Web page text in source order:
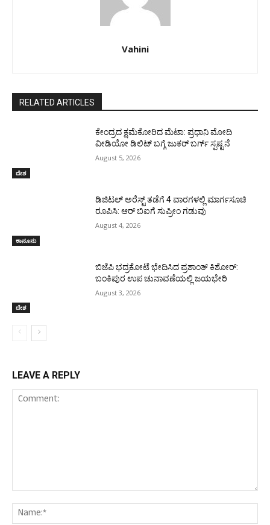
Vahini
RELATED ARTICLES
ದೇಶ
ಕೇಂದ್ರದ ಕ್ಷಮೆಕೋರಿದ ಮೆಟಾ: ಪ್ರಧಾನಿ ಮೋದಿ
ವೀಡಿಯೋ ಡಿಲಿಟ್ ಬಗ್ಗೆ ಜುಕರ್ ಬರ್ಗ್ ಸ್ಪಷ್ಟನೆ
August 5, 2026
ಕಾನೂನು
ಡಿಜಿಟಲ್ ಅರೆಸ್ಟ್ ತಡೆಗೆ 4 ವಾರಗಳಲ್ಲಿ ಮಾರ್ಗಸೂಚಿ
ರೂಪಿಸಿ: ಆರ್ ಬಿಐಗೆ ಸುಪ್ರೀಂ ಗಡುವು
August 4, 2026
ದೇಶ
ಬಿಜೆಪಿ ಭದ್ರಕೋಟೆ ಭೇದಿಸಿದ ಪ್ರಶಾಂತ್ ಕಿಶೋರ್:
ಬಂಕಿಪುರ ಉಪ ಚುನಾವಣೆಯಲ್ಲಿ ಜಯಭೇರಿ
August 3, 2026
LEAVE A REPLY